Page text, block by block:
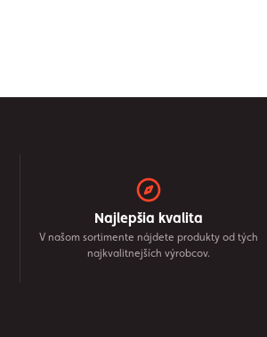
Najlepšia kvalita
V našom sortimente nájdete produkty od tých
najkvalitnejších výrobcov.